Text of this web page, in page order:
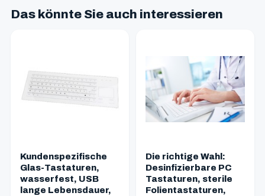
Das könnte Sie auch interessieren
Kundenspezifische
Glas-Tastaturen,
wasserfest, USB
lange Lebensdauer,
Die richtige Wahl:
Desinfizierbare PC
Tastaturen, sterile
Folientastaturen,